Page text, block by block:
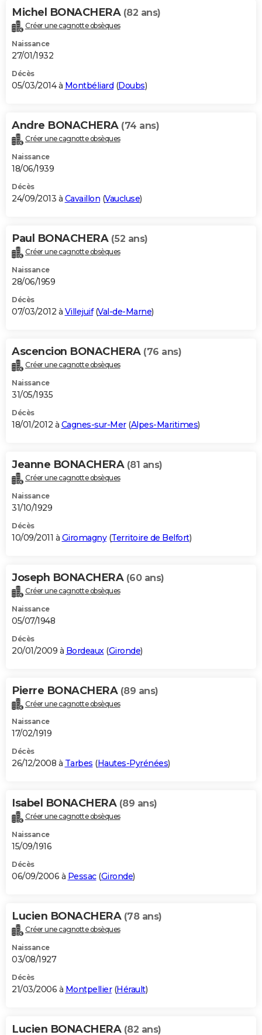
Michel BONACHERA (82 ans)
Créer une cagnotte obsèques
Naissance
27/01/1932
Décès
05/03/2014 à Montbéliard (Doubs)
Andre BONACHERA (74 ans)
Créer une cagnotte obsèques
Naissance
18/06/1939
Décès
24/09/2013 à Cavaillon (Vaucluse)
Paul BONACHERA (52 ans)
Créer une cagnotte obsèques
Naissance
28/06/1959
Décès
07/03/2012 à Villejuif(Val-de-Marne)
Ascencion BONACHERA (76 ans)
Créer une cagnotte obsèques
Naissance
31/05/1935
Décès
18/01/2012 à Cagnes-sur-Mer(Alpes-Maritimes)
Jeanne BONACHERA (81 ans)
Créer une cagnotte obsèques
Naissance
31/10/1929
Décès
10/09/2011 à Giromagny(Territoire de Belfort)
Joseph BONACHERA (60 ans)
Créer une cagnotte obsèques
Naissance
05/07/1948
Décès
20/01/2009 à Bordeaux (Gironde)
Pierre BONACHERA (89 ans)
Créer une cagnotte obsèques
Naissance
17/02/1919
Décès
26/12/2008 à Tarbes (Hautes-Pyrénées)
Isabel BONACHERA (89 ans)
Créer une cagnotte obsèques
Naissance
15/09/1916
Décès
06/09/2006 à Pessac(Gironde)
Lucien BONACHERA (78 ans)
Créer une cagnotte obsèques
Naissance
03/08/1927
Décès
21/03/2006 à Montpellier(Hérault)
Lucien BONACHERA (82 ans)